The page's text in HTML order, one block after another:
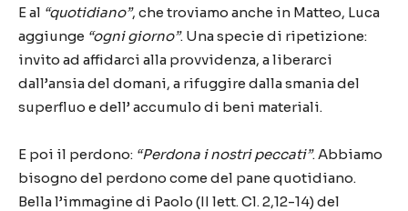
E al “quotidiano”, che troviamo anche in Matteo, Luca
aggiunge “ogni giorno”. Una specie di ripetizione:
invito ad affidarci alla provvidenza, a liberarci
dall’ansia del domani, a rifuggire dalla smania del
superfluo e dell’ accumulo di beni materiali.
E poi il perdono: “Perdona i nostri peccati”. Abbiamo
bisogno del perdono come del pane quotidiano.
Bella l’immagine di Paolo (II lett. Cl. 2,12-14) del